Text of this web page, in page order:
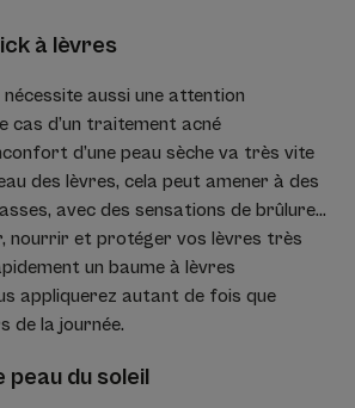
à lèvres
aussi une attention
cas d’un traitement acné
d’une peau sèche va très vite
des lèvres, cela peut amener à des
avec des sensations de brûlure…
nourrir et protéger vos lèvres très
un baume à lèvres
appliquerez autant de fois que
de la journée.
du soleil